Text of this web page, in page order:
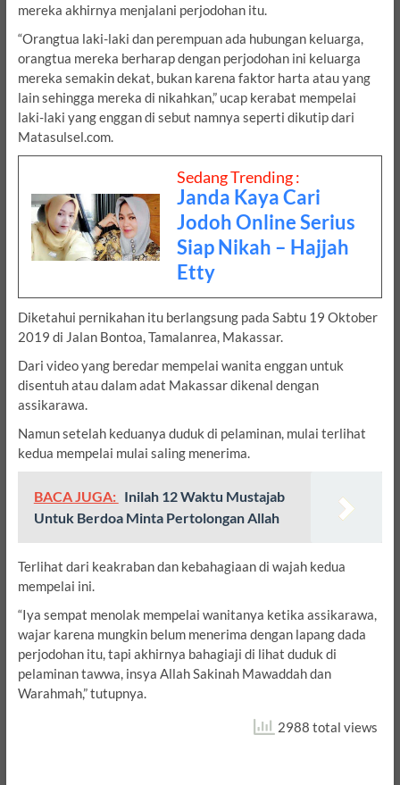
mereka akhirnya menjalani perjodohan itu.
“Orangtua laki-laki dan perempuan ada hubungan keluarga,
orangtua mereka berharap dengan perjodohan ini keluarga
mereka semakin dekat, bukan karena faktor harta atau yang
lain sehingga mereka di nikahkan,” ucap kerabat mempelai
laki-laki yang enggan di sebut namnya seperti dikutip dari
Matasulsel.com.
Sedang Trending :
Janda Kaya Cari
Jodoh Online Serius
Siap Nikah – Hajjah
Etty
Diketahui pernikahan itu berlangsung pada Sabtu 19 Oktober
2019 di Jalan Bontoa, Tamalanrea, Makassar.
Dari video yang beredar mempelai wanita enggan untuk
disentuh atau dalam adat Makassar dikenal dengan
assikarawa.
Namun setelah keduanya duduk di pelaminan, mulai terlihat
kedua mempelai mulai saling menerima.
BACA JUGA: Inilah 12 Waktu Mustajab
Untuk Berdoa Minta Pertolongan Allah
Terlihat dari keakraban dan kebahagiaan di wajah kedua
mempelai ini.
“Iya sempat menolak mempelai wanitanya ketika assikarawa,
wajar karena mungkin belum menerima dengan lapang dada
perjodohan itu, tapi akhirnya bahagiaji di lihat duduk di
pelaminan tawwa, insya Allah Sakinah Mawaddah dan
Warahmah,” tutupnya.
2988 total views